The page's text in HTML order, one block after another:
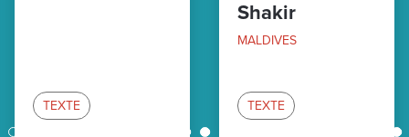
TEXTE
Shakir
MALDIVES
TEXTE
1 10 11
21